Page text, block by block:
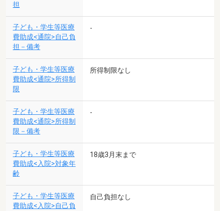
担
子ども・学生等医療
費助成<通院>自己負
担－備考
-
子ども・学生等医療
費助成<通院>所得制
限
所得制限なし
子ども・学生等医療
費助成<通院>所得制
限－備考
-
子ども・学生等医療
費助成<入院>対象年
齢
18歳3月末まで
子ども・学生等医療
費助成<入院>自己負
自己負担なし